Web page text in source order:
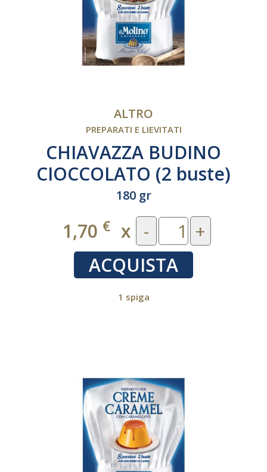
ALTRO
PREPARATI E LIEVITATI
CHIAVAZZA BUDINO
CIOCCOLATO (2 buste)
180 gr
1,70 € x -
+
ACQUISTA
1 spiga